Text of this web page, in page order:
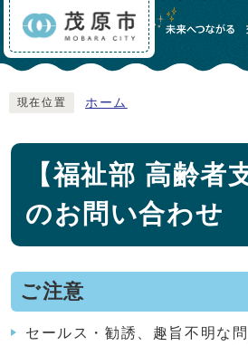
現在位置 ホーム
【福祉部 高齢者
のお問い合わせ
ご注意
セールス・勧誘、趣旨不明な